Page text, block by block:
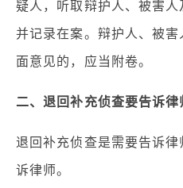
疑人，听取辩护人、被害人
并记录在案。辩护人、被
面意见的，应当附卷。
二、退回补充侦查要告诉律
退回补充侦查是需要告诉
诉律师。